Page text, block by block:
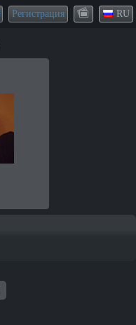
Регистрация RU